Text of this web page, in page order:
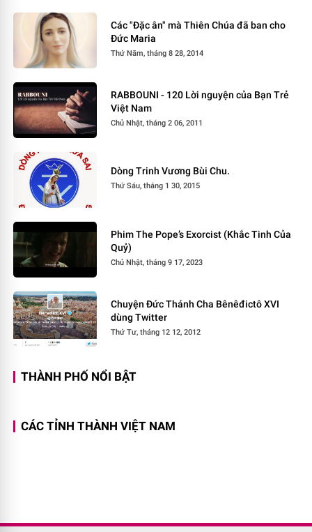
Các "Đặc ân" mà Thiên Chúa đã ban cho
Đức Maria
Thứ Năm, tháng 8 28, 2014
RABBOUNI - 120 Lời nguyện của Bạn Trẻ
Việt Nam
Chủ Nhật, tháng 2 06, 2011
Dòng Trinh Vương Bùi Chu.
Thứ Sáu, tháng 1 30, 2015
Phim The Pope’s Exorcist (Khắc Tinh Của
Quỷ)
Chủ Nhật, tháng 9 17, 2023
Chuyện Đức Thánh Cha Bênêđictô XVI
dùng Twitter
Thứ Tư, tháng 12 12, 2012
THÀNH PHỐ NỔI BẬT
CÁC TỈNH THÀNH VIỆT NAM